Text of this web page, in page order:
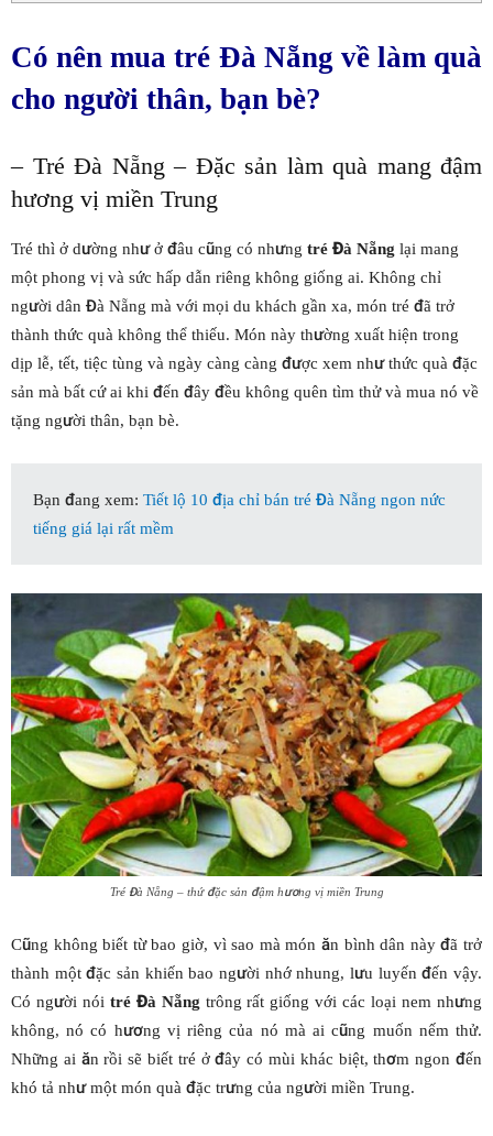
Có nên mua tré Đà Nẵng về làm quà
cho người thân, bạn bè?
– Tré Đà Nẵng – Đặc sản làm quà mang đậm
hương vị miền Trung
Tré thì ở dường như ở đâu cũng có nhưng tré Đà Nẵng lại mang
một phong vị và sức hấp dẫn riêng không giống ai. Không chỉ
người dân Đà Nẵng mà với mọi du khách gần xa, món tré đã trở
thành thức quà không thể thiếu. Món này thường xuất hiện trong
dịp lễ, tết, tiệc tùng và ngày càng càng được xem như thức quà đặc
sản mà bất cứ ai khi đến đây đều không quên tìm thử và mua nó về
tặng người thân, bạn bè.
Bạn đang xem: Tiết lộ 10 địa chỉ bán tré Đà Nẵng ngon nức
tiếng giá lại rất mềm
Tré Đà Nẵng – thứ đặc sản đậm hương vị miền Trung
Cũng không biết từ bao giờ, vì sao mà món ăn bình dân này đã trở
thành một đặc sản khiến bao người nhớ nhung, lưu luyến đến vậy.
Có người nói tré Đà Nẵng trông rất giống với các loại nem nhưng
không, nó có hương vị riêng của nó mà ai cũng muốn nếm thử.
Những ai ăn rồi sẽ biết tré ở đây có mùi khác biệt, thơm ngon đến
khó tả như một món quà đặc trưng của người miền Trung.